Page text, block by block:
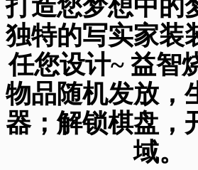
打造您梦想中的
独特的写实家装
任您设计~ 益智
物品随机发放，
器；解锁棋盘，
域。